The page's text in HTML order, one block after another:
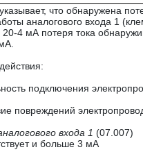
указывает, что обнаружена
аналогового входа 1
4 мА потеря тока
подключения
повреждений
входа 1 (07.007)
и больше 3 мА